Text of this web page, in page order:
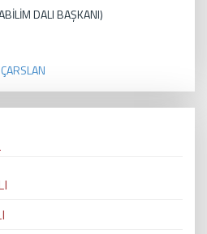
DALI BAŞKANI)